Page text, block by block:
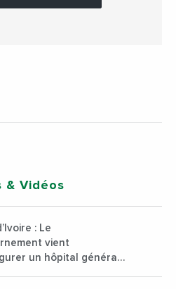
& Vidéos
: Le
vient
un hôpital général